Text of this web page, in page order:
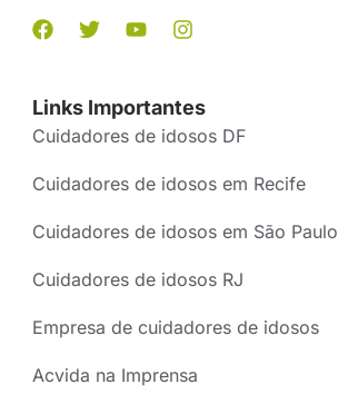
Links Importantes
Cuidadores de idosos DF
Cuidadores de idosos em Recife
Cuidadores de idosos em São Paulo
Cuidadores de idosos RJ
Empresa de cuidadores de idosos
Acvida na Imprensa